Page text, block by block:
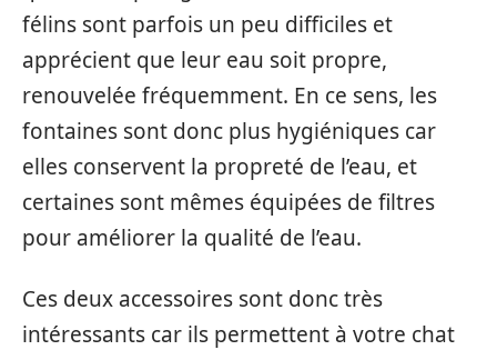
félins sont parfois un peu difficiles et
apprécient que leur eau soit propre,
renouvelée fréquemment. En ce sens, les
fontaines sont donc plus hygiéniques car
elles conservent la propreté de l’eau, et
certaines sont mêmes équipées de filtres
pour améliorer la qualité de l’eau.
Ces deux accessoires sont donc très
intéressants car ils permettent à votre chat